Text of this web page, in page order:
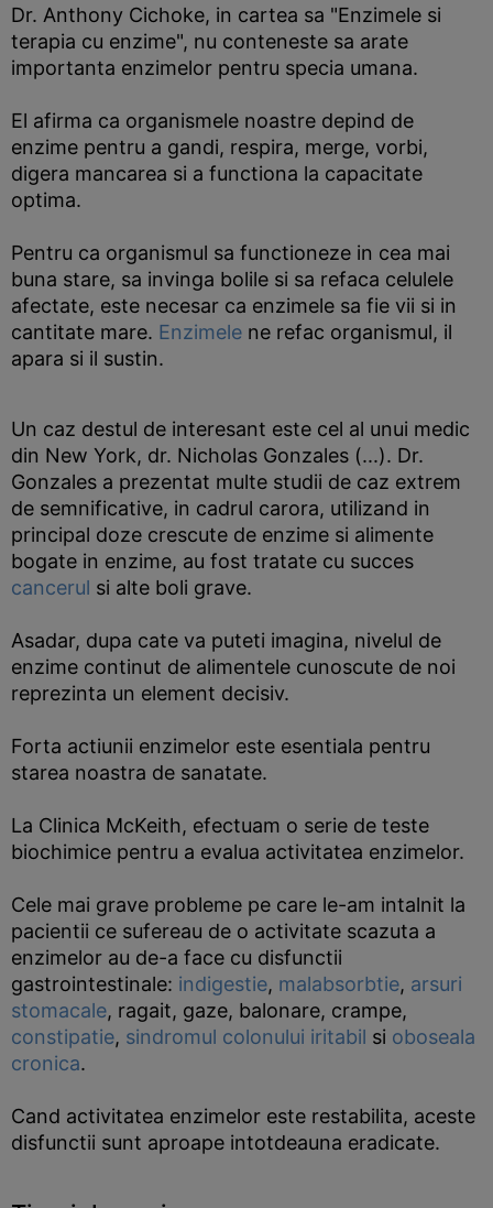
Dr. Anthony Cichoke, in cartea sa "Enzimele si
terapia cu enzime", nu conteneste sa arate
importanta enzimelor pentru specia umana.
El afirma ca organismele noastre depind de
enzime pentru a gandi, respira, merge, vorbi,
digera mancarea si a functiona la capacitate
optima.
Pentru ca organismul sa functioneze in cea mai
buna stare, sa invinga bolile si sa refaca celulele
afectate, este necesar ca enzimele sa fie vii si in
cantitate mare. Enzimele ne refac organismul, il
apara si il sustin.
Un caz destul de interesant este cel al unui medic
din New York, dr. Nicholas Gonzales (...). Dr.
Gonzales a prezentat multe studii de caz extrem
de semnificative, in cadrul carora, utilizand in
principal doze crescute de enzime si alimente
bogate in enzime, au fost tratate cu succes
cancerul si alte boli grave.
Asadar, dupa cate va puteti imagina, nivelul de
enzime continut de alimentele cunoscute de noi
reprezinta un element decisiv.
Forta actiunii enzimelor este esentiala pentru
starea noastra de sanatate.
La Clinica McKeith, efectuam o serie de teste
biochimice pentru a evalua activitatea enzimelor.
Cele mai grave probleme pe care le-am intalnit la
pacientii ce sufereau de o activitate scazuta a
enzimelor au de-a face cu disfunctii
gastrointestinale: indigestie, malabsorbtie, arsuri
stomacale, ragait, gaze, balonare, crampe,
constipatie, sindromul colonului iritabil si oboseala
cronica.
Cand activitatea enzimelor este restabilita, aceste
disfunctii sunt aproape intotdeauna eradicate.